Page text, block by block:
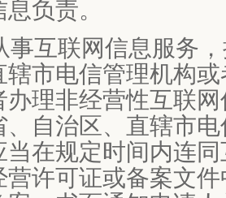
负责。
事互联网信息服务
辖市电信管理机构
办理非经营性互联
、自治区、直辖市
当在规定时间内连
营许可证或备案文